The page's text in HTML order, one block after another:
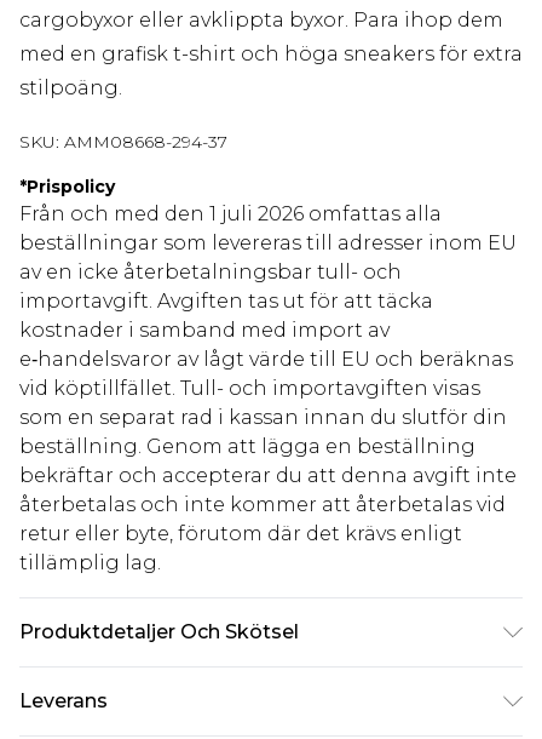
cargobyxor eller avklippta byxor. Para ihop dem
med en grafisk t-shirt och höga sneakers för extra
stilpoäng.
SKU: AMM08668-294-37
*Prispolicy
Från och med den 1 juli 2026 omfattas alla
beställningar som levereras till adresser inom EU
av en icke återbetalningsbar tull- och
importavgift. Avgiften tas ut för att täcka
kostnader i samband med import av
e‑handelsvaror av lågt värde till EU och beräknas
vid köptillfället. Tull- och importavgiften visas
som en separat rad i kassan innan du slutför din
beställning. Genom att lägga en beställning
bekräftar och accepterar du att denna avgift inte
återbetalas och inte kommer att återbetalas vid
retur eller byte, förutom där det krävs enligt
tillämplig lag.
Produktdetaljer Och Skötsel
Leverans